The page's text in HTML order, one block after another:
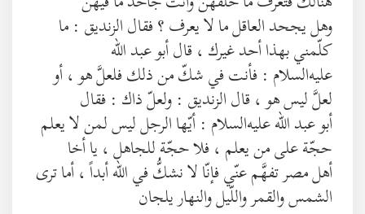
وهل يجحد العاقل ما لا يعرف ؟ فقال الزنديق : ما
كلّمني بهذا أحد غيرك ، قال أبو عبد الله
عليه‌السلام : فأنت في شكّ من ذلك فلعلَّ هو ، أو
لعلَّ ليس هو ، قال الزنديق : ولعلّ ذاك : فقال
أبو عبد الله عليه‌السلام : أيّها الرجل ليس لمن لا يعلم
حجّة على من يعلم ، فلا حجّة للجاهل ، يا أخا
أهل مصر تفهَّم عنّي فإنّا لا نشكُّ في الله أبداً ، أما ترى
الشمس والقمر واللّيل والنهار يلجان